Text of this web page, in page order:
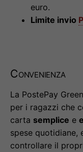
euro.
Limite invio
Convenienza
La PostePay
per i ragazzi che
carta semplice e
spese quotidiane,
controllare il